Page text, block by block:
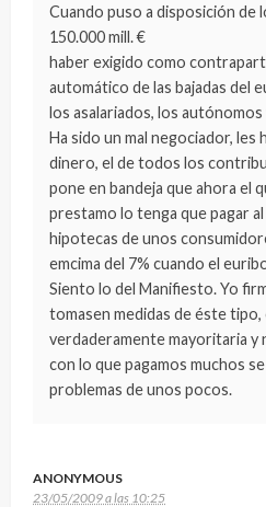
Cuando puso a disposición de
150.000 mill. €
haber exigido como
automático de las bajadas del
los asalariados, los
Ha sido un mal negociador,
dinero, el de todos los
pone en bandeja que ahora el
prestamo lo tenga que pagar al
hipotecas de unos
emcima del 7% cuando el
Siento lo del Manifiesto. Yo
tomasen medidas de éste
verdaderamente mayoritaria y
con lo que pagamos muchos
problemas de unos pocos.
ANONYMOUS
23/05/2009 a las 10:25